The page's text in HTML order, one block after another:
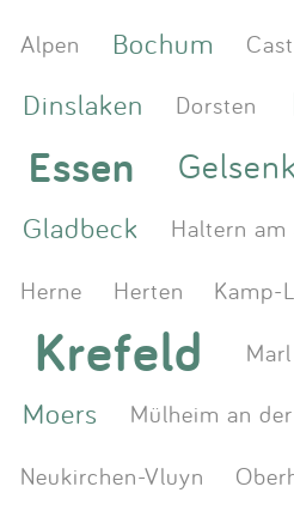
Alpen Bochum
Dinslaken Dorsten
Essen
Gladbeck Haltern am
Herne
Herten Kamp-
Krefeld Marl
Moers
Mülheim an
Neukirchen-Vluyn